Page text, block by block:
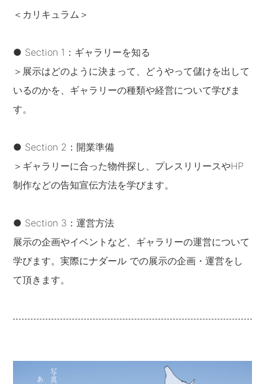
＜カリキュラム＞
● Section 1：ギャラリーを知る
＞展示はどのように決まって、どうやって儲けを出して
いるのかを、ギャラリーの種類や経営について学びま
す。
● Section 2：開業準備
＞ギャラリーに合った物件探し、プレスリリースやHP
制作などの告知宣伝方法を学びます。
● Section 3：運営方法
展示の企画やイベントなど、ギャラリーの運営について
学びます。実際にナダール での展示の企画・運営をし
て頂きます。